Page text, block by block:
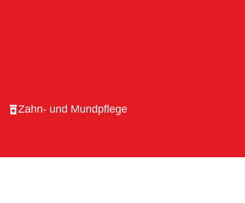
Zahn- und Mundpflege